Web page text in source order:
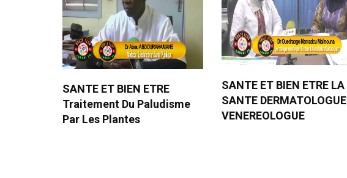
SANTE ET BIEN ETRE
Traitement Du Paludisme
Par Les Plantes
SANTE ET BIEN ETRE LA
SANTE DERMATOLOGUE
VENEREOLOGUE